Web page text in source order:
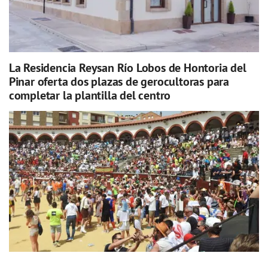
La Residencia Reysan Río Lobos de Hontoria del
Pinar oferta dos plazas de gerocultoras para
completar la plantilla del centro